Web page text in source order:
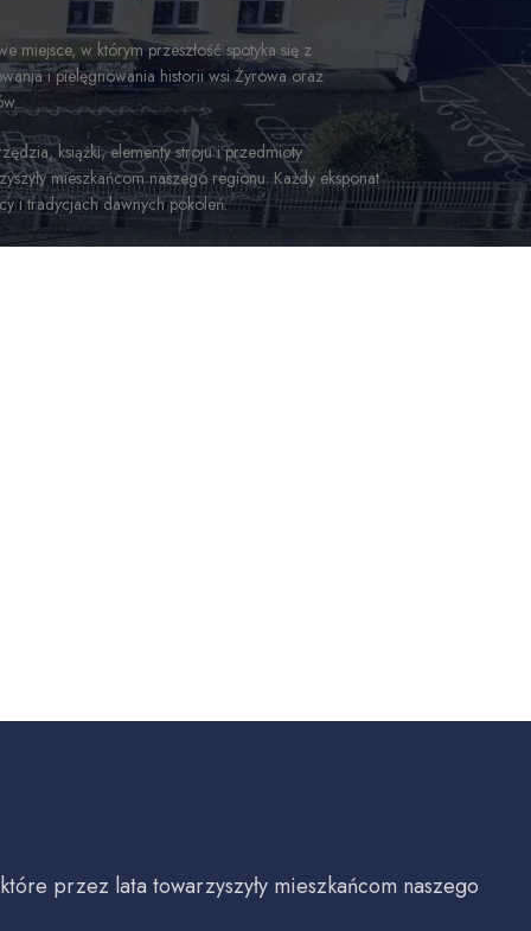
miejsce, w którym przeszłość spotyka się z
i pielęgnowania historii wsi Żyrowa oraz
książki, elementy stroju i przedmioty
mieszkańcom naszego regionu. Każdy eksponat
i tradycjach dawnych pokoleń.
przez lata towarzyszyły mieszkańcom naszego